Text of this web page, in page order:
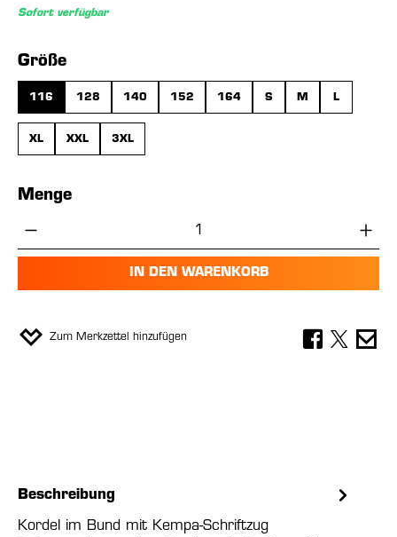
Sofort verfügbar
Größeauswählen
116 128 140 152 164 S M L
XL XXL 3XL
Menge
Produkt Anzahl: Gib den gewünschten
IN DEN WARENKORB
Zum Merkzettel hinzufügen
Beschreibung
Kordel im Bund mit Kempa-Schriftzug